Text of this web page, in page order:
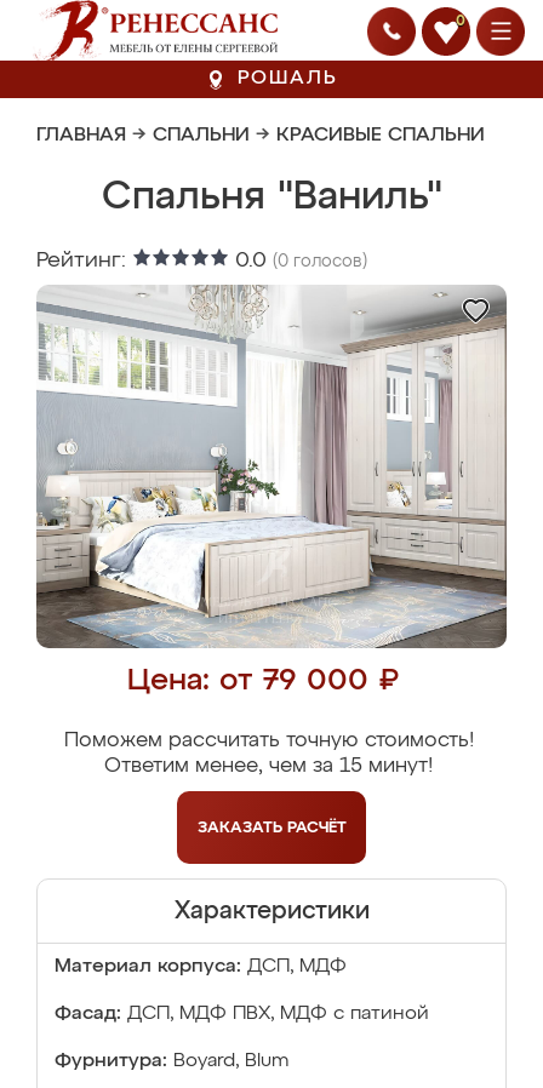
0
РОШАЛЬ
ГЛАВНАЯ → СПАЛЬНИ → КРАСИВЫЕ СПАЛЬНИ
Спальня "Ваниль"
Рейтинг: 0.0 (0 голосов)
Цена: от 79 000 ₽
Поможем рассчитать точную стоимость!
Ответим менее, чем за 15 минут!
ЗАКАЗАТЬ РАСЧЁТ
Характеристики
Материал корпуса: ДСП, МДФ
Фасад: ДСП, МДФ ПВХ, МДФ с патиной
Фурнитура: Boyard, Blum